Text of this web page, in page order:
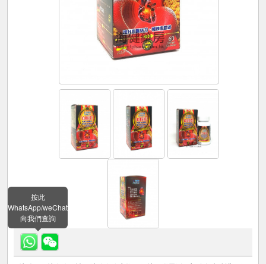
按此
WhatsApp/weChat
向我們查詢